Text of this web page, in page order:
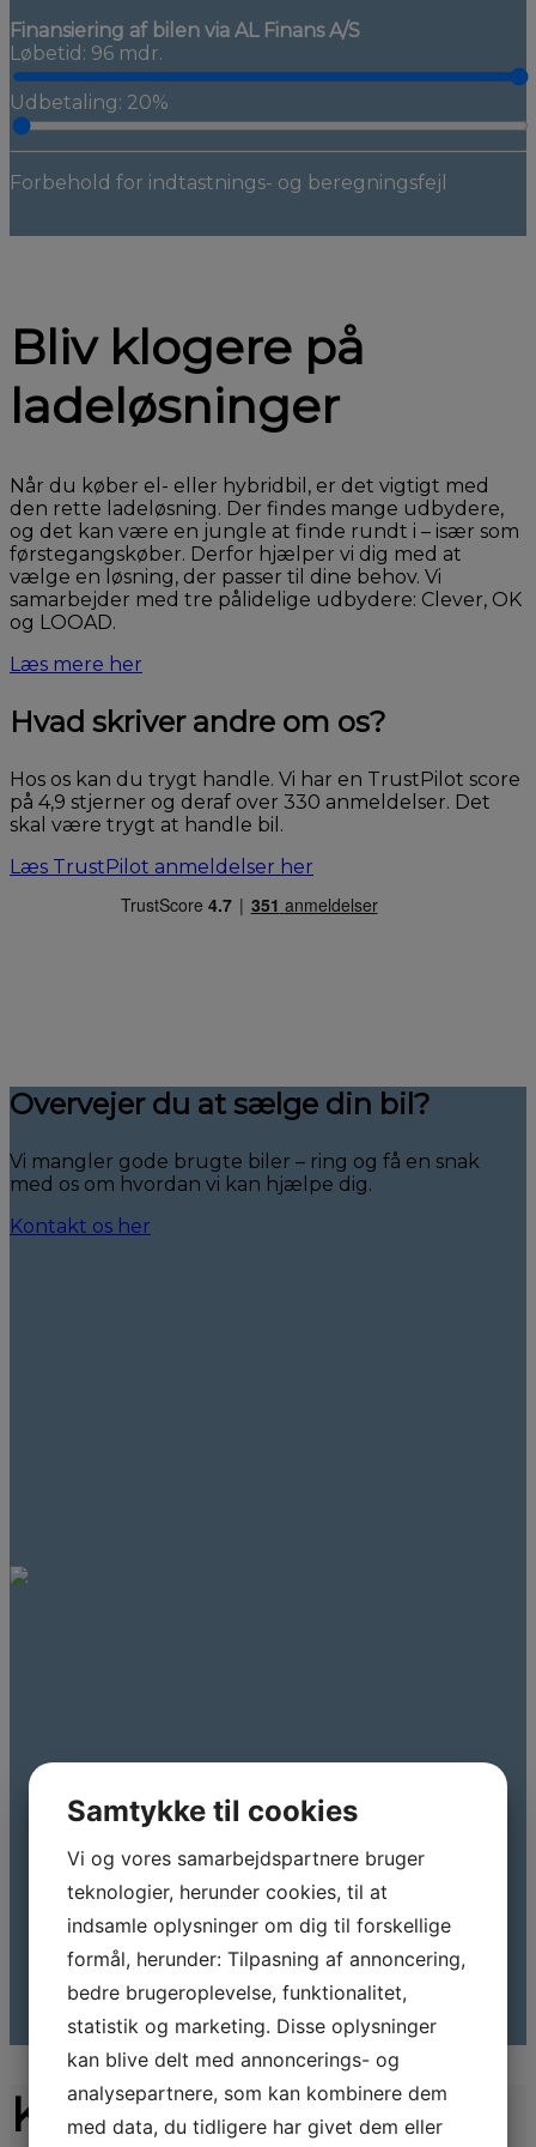
Finansiering af bilen via AL Finans A/S
Løbetid: 96 mdr.
Udbetaling: 20%
Forbehold for indtastnings- og beregningsfejl
Bliv klogere på
ladeløsninger
Når du køber el- eller hybridbil, er det vigtigt med
den rette ladeløsning. Der findes mange udbydere,
og det kan være en jungle at finde rundt i – især som
førstegangskøber. Derfor hjælper vi dig med at
vælge en løsning, der passer til dine behov. Vi
samarbejder med tre pålidelige udbydere: Clever, OK
og LOOAD.
Læs mere her
Hvad skriver andre om os?
Hos os kan du trygt handle. Vi har en TrustPilot score
på 4,9 stjerner og deraf over 330 anmeldelser. Det
skal være trygt at handle bil.
Læs TrustPilot anmeldelser her
Overvejer du at sælge din bil?
Vi mangler gode brugte biler – ring og få en snak
med os om hvordan vi kan hjælpe dig.
Kontakt os her
Kontakt os endelig
Samtykke til cookies
Vi og vores samarbejdspartnere bruger
teknologier, herunder cookies, til at
indsamle oplysninger om dig til forskellige
formål, herunder: Tilpasning af annoncering,
bedre brugeroplevelse, funktionalitet,
statistik og marketing. Disse oplysninger
kan blive delt med annoncerings- og
analysepartnere, som kan kombinere dem
med data, du tidligere har givet dem eller